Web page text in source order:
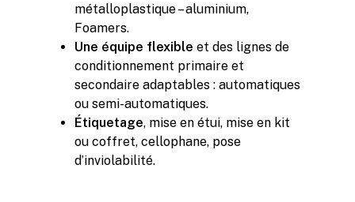
métalloplastique – aluminium,
Foamers.
Une équipe flexible et des lignes de
conditionnement primaire et
secondaire adaptables : automatiques
ou semi-automatiques.
Étiquetage, mise en étui, mise en kit
ou coffret, cellophane, pose
d’inviolabilité.